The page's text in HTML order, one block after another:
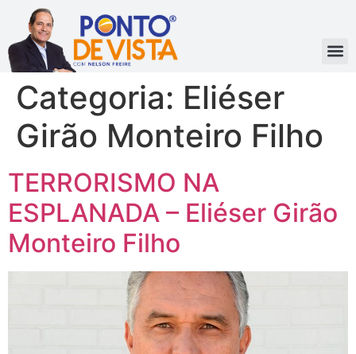
Categoria: Eliéser
Girão Monteiro Filho
TERRORISMO NA
ESPLANADA – Eliéser Girão
Monteiro Filho